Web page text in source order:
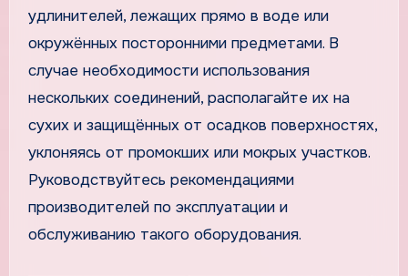
удлинителей, лежащих прямо в воде или
окружённых посторонними предметами. В
случае необходимости использования
нескольких соединений, располагайте их на
сухих и защищённых от осадков поверхностях,
уклоняясь от промокших или мокрых участков.
Руководствуйтесь рекомендациями
производителей по эксплуатации и
обслуживанию такого оборудования.